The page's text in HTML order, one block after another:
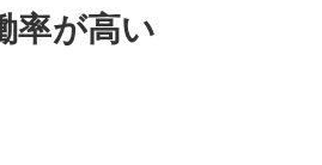
が高い